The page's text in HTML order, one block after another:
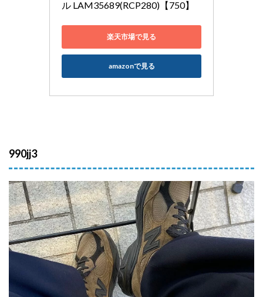
ル LAM35689(RCP280)【750】
楽天市場で見る
amazonで見る
990jj3